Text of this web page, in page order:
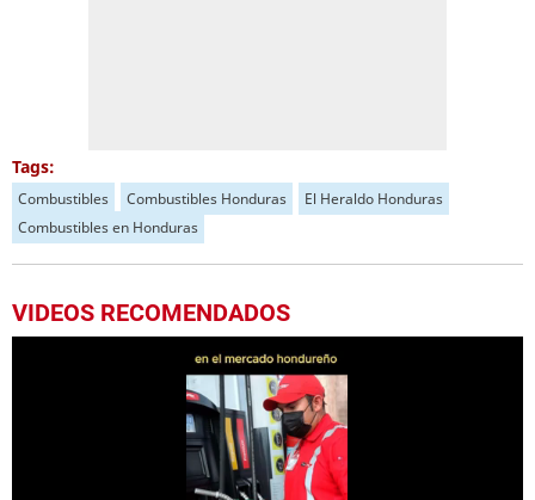
Tags:
Combustibles Combustibles Honduras
El Heraldo Honduras
Combustibles en Honduras
VIDEOS RECOMENDADOS